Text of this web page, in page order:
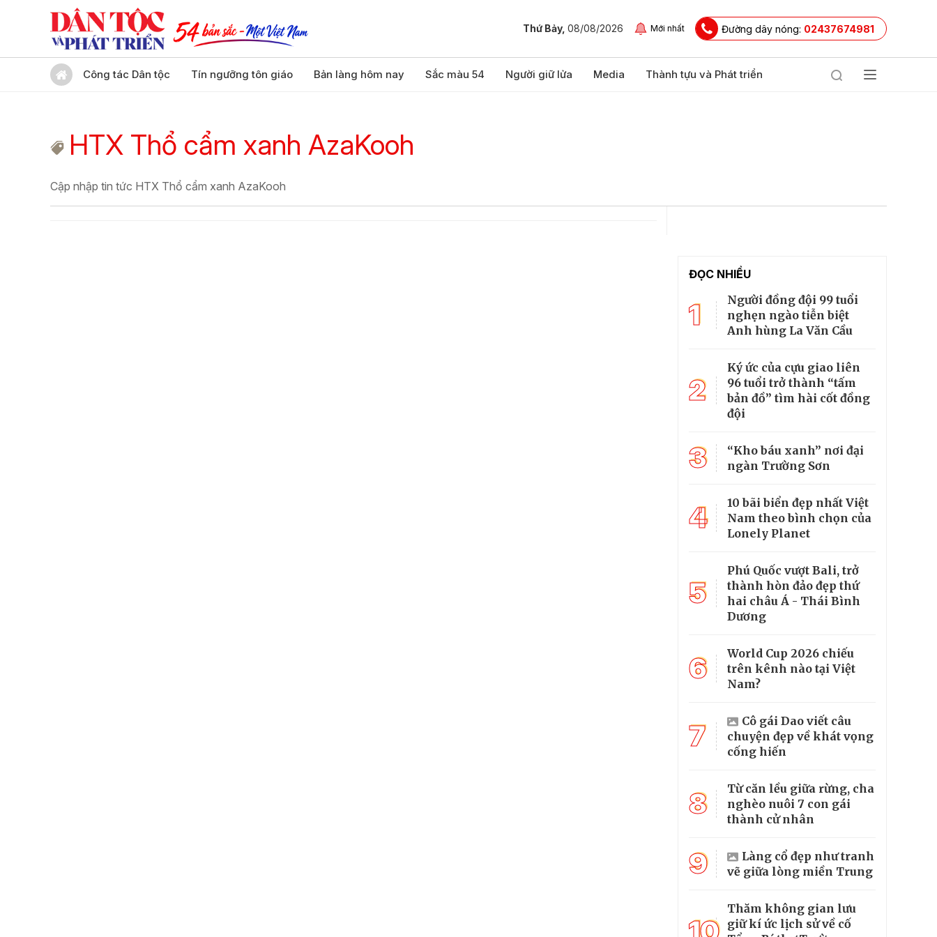
Thứ Bảy, 08/08/2026 Mới nhất Đường dây nóng: 02437674981
Công tác Dân tộc Tín ngưỡng tôn giáo Bản làng hôm nay Sắc màu 54 Người giữ lửa Media Thành tựu và Phát triển
HTX Thổ cẩm xanh AzaKooh
Cập nhập tin tức HTX Thổ cẩm xanh AzaKooh
ĐỌC NHIỀU
1
Người đồng đội 99 tuổi
nghẹn ngào tiễn biệt
Anh hùng La Văn Cầu
2
Ký ức của cựu giao liên
96 tuổi trở thành “tấm
bản đồ” tìm hài cốt đồng
đội
3
“Kho báu xanh” nơi đại
ngàn Trường Sơn
4
10 bãi biển đẹp nhất Việt
Nam theo bình chọn của
Lonely Planet
5
Phú Quốc vượt Bali, trở
thành hòn đảo đẹp thứ
hai châu Á - Thái Bình
Dương
6
World Cup 2026 chiếu
trên kênh nào tại Việt
Nam?
7
Cô gái Dao viết câu
chuyện đẹp về khát vọng
cống hiến
8
Từ căn lều giữa rừng, cha
nghèo nuôi 7 con gái
thành cử nhân
9
Làng cổ đẹp như tranh
vẽ giữa lòng miền Trung
Thăm không gian lưu
giữ kí ức lịch sử về cố